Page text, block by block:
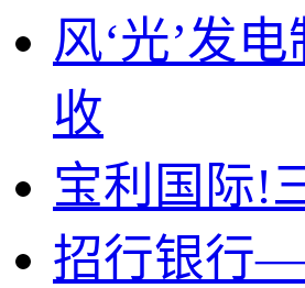
风‘光’发
收
宝利国际!
招行银行